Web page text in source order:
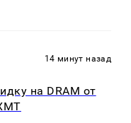
14 минут назад
на DRAM от